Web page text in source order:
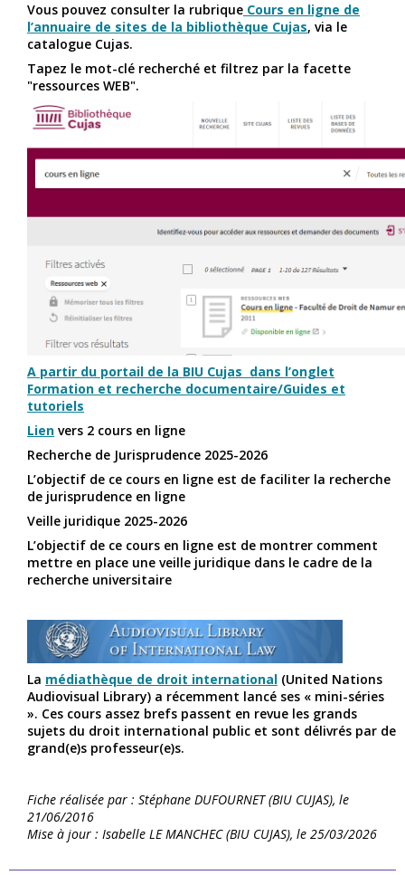
Vous pouvez consulter la rubrique Cours en ligne de
l’annuaire de sites de la bibliothèque Cujas, via le
catalogue Cujas.
Tapez le mot-clé recherché et filtrez par la facette
"ressources WEB".
A partir du portail de la BIU Cujas dans l’onglet
Formation et recherche documentaire/Guides et
tutoriels
Lien vers 2 cours en ligne
Recherche de Jurisprudence 2025-2026
L’objectif de ce cours en ligne est de faciliter la recherche
de jurisprudence en ligne
Veille juridique 2025-2026
L’objectif de ce cours en ligne est de montrer comment
mettre en place une veille juridique dans le cadre de la
recherche universitaire
La médiathèque de droit international (United Nations
Audiovisual Library) a récemment lancé ses « mini-séries
». Ces cours assez brefs passent en revue les grands
sujets du droit international public et sont délivrés par de
grand(e)s professeur(e)s.
Fiche réalisée par : Stéphane DUFOURNET (BIU CUJAS), le
21/06/2016
Mise à jour : Isabelle LE MANCHEC (BIU CUJAS), le 25/03/2026